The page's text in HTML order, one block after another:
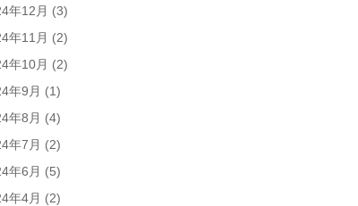
年12月 (3)
年11月 (2)
年10月 (2)
年9月 (1)
年8月 (4)
年7月 (2)
年6月 (5)
年4月 (2)